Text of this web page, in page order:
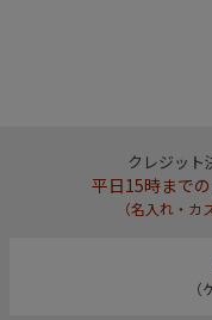
クレジット
平日15時まで
（名入れ・カ